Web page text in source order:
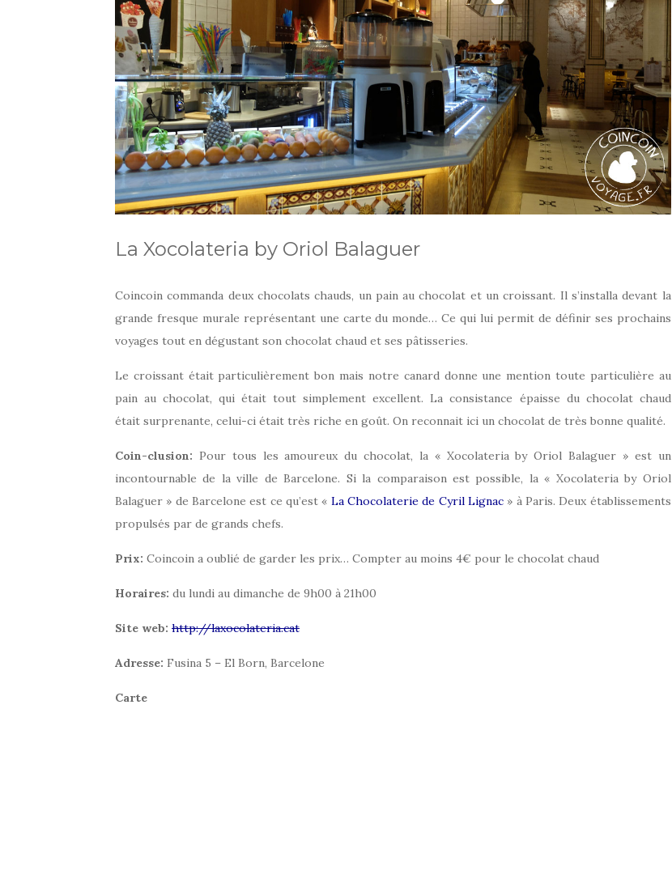
La Xocolateria by Oriol Balaguer
Coincoin commanda deux chocolats chauds, un pain au chocolat et un croissant. Il s’installa devant la
grande fresque murale représentant une carte du monde… Ce qui lui permit de définir ses prochains
voyages tout en dégustant son chocolat chaud et ses pâtisseries.
Le croissant était particulièrement bon mais notre canard donne une mention toute particulière au
pain au chocolat, qui était tout simplement excellent. La consistance épaisse du chocolat chaud
était surprenante, celui-ci était très riche en goût. On reconnait ici un chocolat de très bonne qualité.
Coin-clusion: Pour tous les amoureux du chocolat, la « Xocolateria by Oriol Balaguer » est un
incontournable de la ville de Barcelone. Si la comparaison est possible, la « Xocolateria by Oriol
Balaguer » de Barcelone est ce qu’est « La Chocolaterie de Cyril Lignac » à Paris. Deux établissements
propulsés par de grands chefs.
Prix: Coincoin a oublié de garder les prix… Compter au moins 4€ pour le chocolat chaud
Horaires: du lundi au dimanche de 9h00 à 21h00
Site web: http://laxocolateria.cat
Adresse: Fusina 5 – El Born, Barcelone
Carte